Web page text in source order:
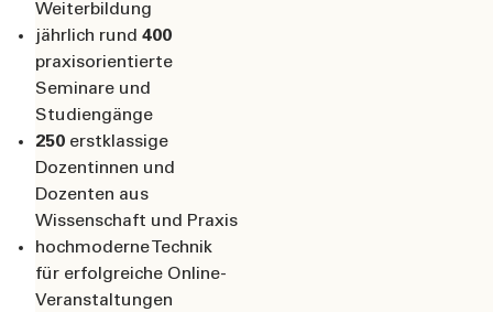
Weiterbildung
jährlich rund 400
praxisorientierte
Seminare und
Studiengänge
250 erstklassige
Dozentinnen und
Dozenten aus
Wissenschaft und Praxis
hochmoderne Technik
für erfolgreiche Online-
Veranstaltungen